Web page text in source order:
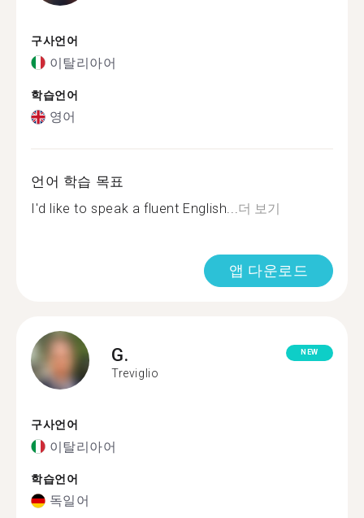
구사언어
이탈리아어
학습언어
영어
언어 학습 목표
I'd like to speak a fluent English...더 보기
앱 다운로드
G.
Treviglio
NEW
구사언어
이탈리아어
학습언어
독일어